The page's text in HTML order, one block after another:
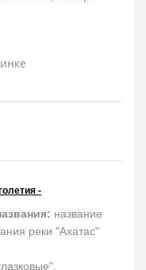
-
название
реки "Ахатас"